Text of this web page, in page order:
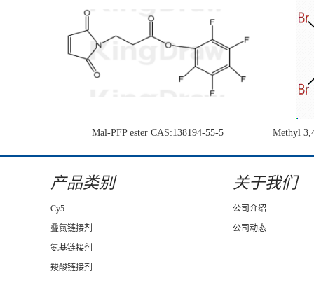
Mal-PFP ester CAS:138194-55-5
Methyl
产品类别
Cy5
叠氮链接剂
氨基链接剂
羧酸链接剂
关于我们
公司介绍
公司动态